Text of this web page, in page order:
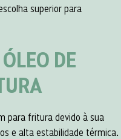
superior para
DE
para fritura devido à sua
e alta estabilidade térmica.